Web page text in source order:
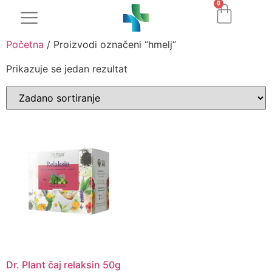
0
Početna / Proizvodi označeni “hmelj”
Prikazuje se jedan rezultat
Dr. Plant čaj relaksin 50g